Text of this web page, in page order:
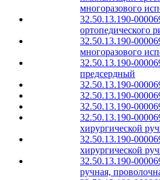
многоразового
32.50.13.190-
ортопедического
32.50.13.190-
многоразового
32.50.13.190-
предсердный
32.50.13.190-
32.50.13.190-
32.50.13.190-
32.50.13.190-
хирургической
32.50.13.190-
хирургической
32.50.13.190-
ручная,